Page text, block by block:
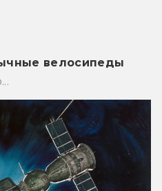
велосипеды